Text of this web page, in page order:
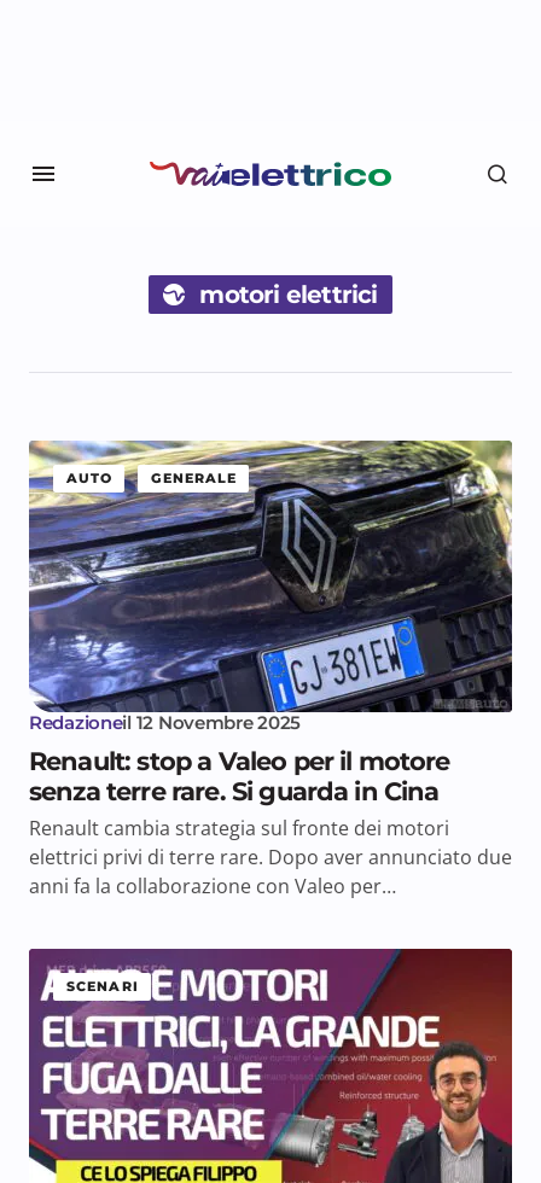
motori elettrici
AUTO GENERALE
Redazioneil 12 Novembre 2025
Renault: stop a Valeo per il motore
senza terre rare. Si guarda in Cina
Renault cambia strategia sul fronte dei motori
elettrici privi di terre rare. Dopo aver annunciato due
anni fa la collaborazione con Valeo per…
SCENARI